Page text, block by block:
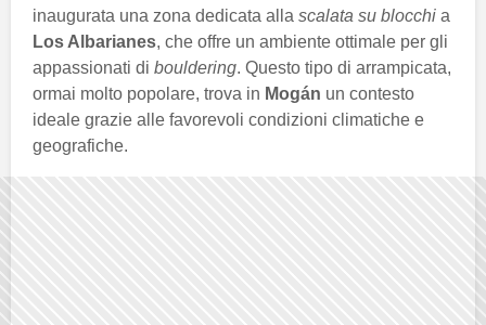
inaugurata una zona dedicata alla scalata su blocchi a
Los Albarianes, che offre un ambiente ottimale per gli
appassionati di bouldering. Questo tipo di arrampicata,
ormai molto popolare, trova in Mogán un contesto
ideale grazie alle favorevoli condizioni climatiche e
geografiche.